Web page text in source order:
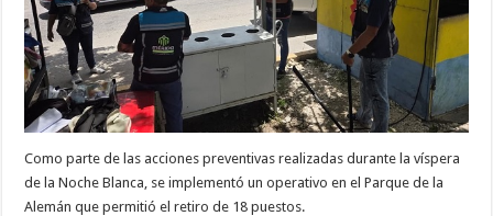
Como parte de las acciones preventivas realizadas durante la víspera
de la Noche Blanca, se implementó un operativo en el Parque de la
Alemán que permitió el retiro de 18 puestos.